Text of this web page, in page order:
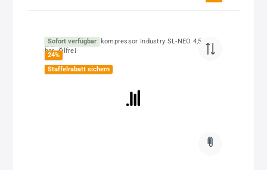
Sofort verfügbar
24%
Staffelrabatt sichern